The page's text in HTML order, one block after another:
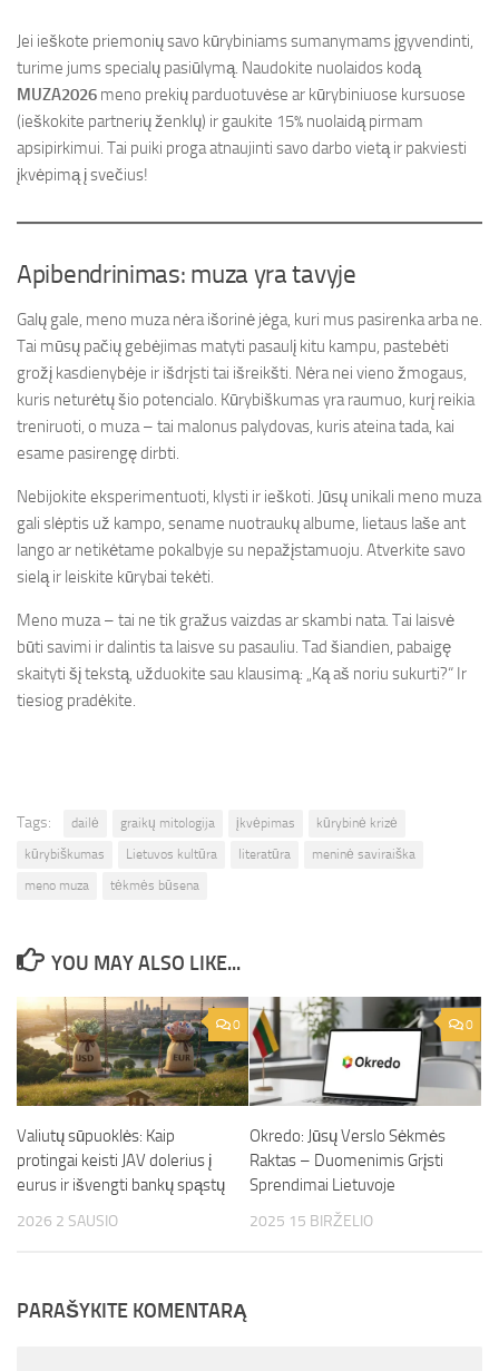
Jei ieškote priemonių savo kūrybiniams sumanymams įgyvendinti,
turime jums specialų pasiūlymą. Naudokite nuolaidos kodą
MUZA2026 meno prekių parduotuvėse ar kūrybiniuose kursuose
(ieškokite partnerių ženklų) ir gaukite 15% nuolaidą pirmam
apsipirkimui. Tai puiki proga atnaujinti savo darbo vietą ir pakviesti
įkvėpimą į svečius!
Apibendrinimas: muza yra tavyje
Galų gale, meno muza nėra išorinė jėga, kuri mus pasirenka arba ne.
Tai mūsų pačių gebėjimas matyti pasaulį kitu kampu, pastebėti
grožį kasdienybėje ir išdrįsti tai išreikšti. Nėra nei vieno žmogaus,
kuris neturėtų šio potencialo. Kūrybiškumas yra raumuo, kurį reikia
treniruoti, o muza – tai malonus palydovas, kuris ateina tada, kai
esame pasirengę dirbti.
Nebijokite eksperimentuoti, klysti ir ieškoti. Jūsų unikali meno muza
gali slėptis už kampo, sename nuotraukų albume, lietaus laše ant
lango ar netikėtame pokalbyje su nepažįstamuoju. Atverkite savo
sielą ir leiskite kūrybai tekėti.
Meno muza – tai ne tik gražus vaizdas ar skambi nata. Tai laisvė
būti savimi ir dalintis ta laisve su pasauliu. Tad šiandien, pabaigę
skaityti šį tekstą, užduokite sau klausimą: „Ką aš noriu sukurti?“ Ir
tiesiog pradėkite.
Tags: dailė graikų mitologija įkvėpimas
kūrybinė krizė
kūrybiškumas
Lietuvos kultūra literatūra
meninė saviraiška
meno muza
tėkmės būsena
YOU MAY ALSO LIKE...
0
Valiutų sūpuoklės: Kaip
protingai keisti JAV dolerius į
eurus ir išvengti bankų spąstų
2026 2 SAUSIO
0
Okredo: Jūsų Verslo Sėkmės
Raktas – Duomenimis Grįsti
Sprendimai Lietuvoje
2025 15 BIRŽELIO
PARAŠYKITE KOMENTARĄ